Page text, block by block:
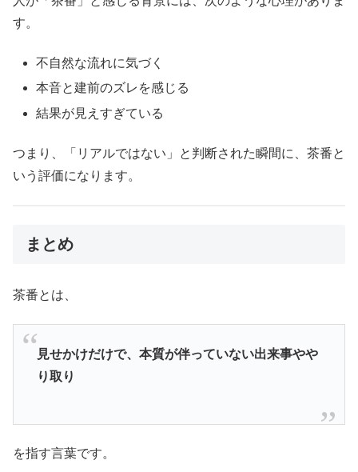
す。
不自然な流れに気づく
本音と建前のズレを感じる
結果が見えすぎている
つまり、「リアルではない」と判断された瞬間に、茶番と
いう評価になります。
まとめ
茶番とは、
見せかけだけで、本質が伴っていない出来事やや
り取り
を指す言葉です。